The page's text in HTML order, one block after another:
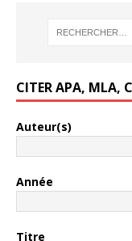
CITER APA, MLA,
Auteur(s)
Année
Titre